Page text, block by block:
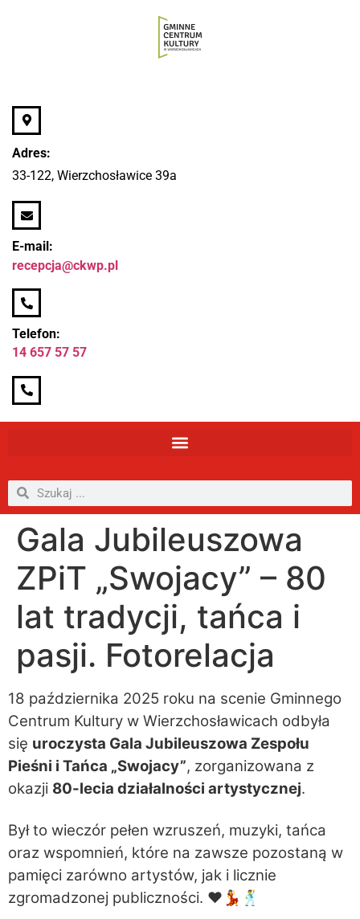
Adres:
33-122, Wierzchosławice 39a
E-mail:
recepcja@ckwp.pl
Telefon:
14 657 57 57
Gala Jubileuszowa
ZPiT „Swojacy” – 80
lat tradycji, tańca i
pasji. Fotorelacja
18 października 2025 roku na scenie Gminnego
Centrum Kultury w Wierzchosławicach odbyła
się uroczysta Gala Jubileuszowa Zespołu
Pieśni i Tańca „Swojacy”, zorganizowana z
okazji 80-lecia działalności artystycznej.
Był to wieczór pełen wzruszeń, muzyki, tańca
oraz wspomnień, które na zawsze pozostaną w
pamięci zarówno artystów, jak i licznie
zgromadzonej publiczności. ❤️💃🕺